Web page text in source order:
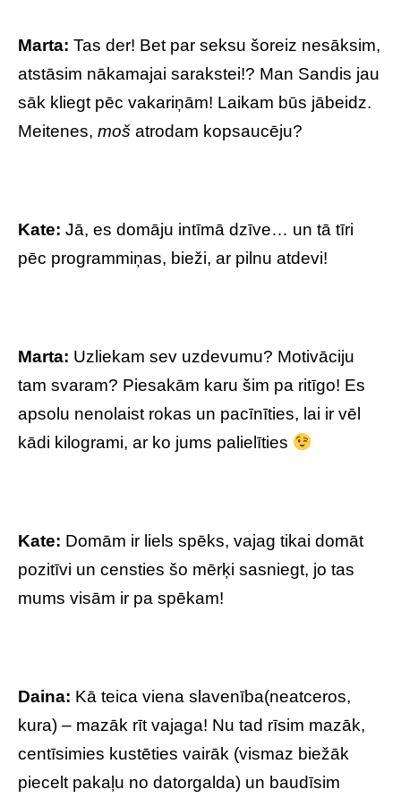
Marta: Tas der! Bet par seksu šoreiz nesāksim,
atstāsim nākamajai sarakstei!? Man Sandis jau
sāk kliegt pēc vakariņām! Laikam būs jābeidz.
Meitenes, moš atrodam kopsaucēju?
Kate: Jā, es domāju intīmā dzīve… un tā tīri
pēc programmiņas, bieži, ar pilnu atdevi!
Marta: Uzliekam sev uzdevumu? Motivāciju
tam svaram? Piesakām karu šim pa ritīgo! Es
apsolu nenolaist rokas un pacīnīties, lai ir vēl
kādi kilogrami, ar ko jums palielīties
Kate: Domām ir liels spēks, vajag tikai domāt
pozitīvi un censties šo mērķi sasniegt, jo tas
mums visām ir pa spēkam!
Daina: Kā teica viena slavenība(neatceros,
kura) – mazāk rīt vajaga! Nu tad rīsim mazāk,
centīsimies kustēties vairāk (vismaz biežāk
piecelt pakaļu no datorgalda) un baudīsim